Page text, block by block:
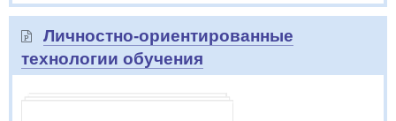
Личностно-ориентированные
технологии обучения